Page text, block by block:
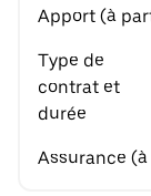
Apport (à
Type de
contrat et
durée
Assurance